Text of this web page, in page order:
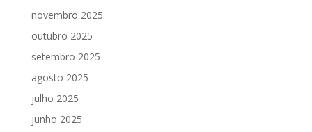
novembro 2025
outubro 2025
setembro 2025
agosto 2025
julho 2025
junho 2025